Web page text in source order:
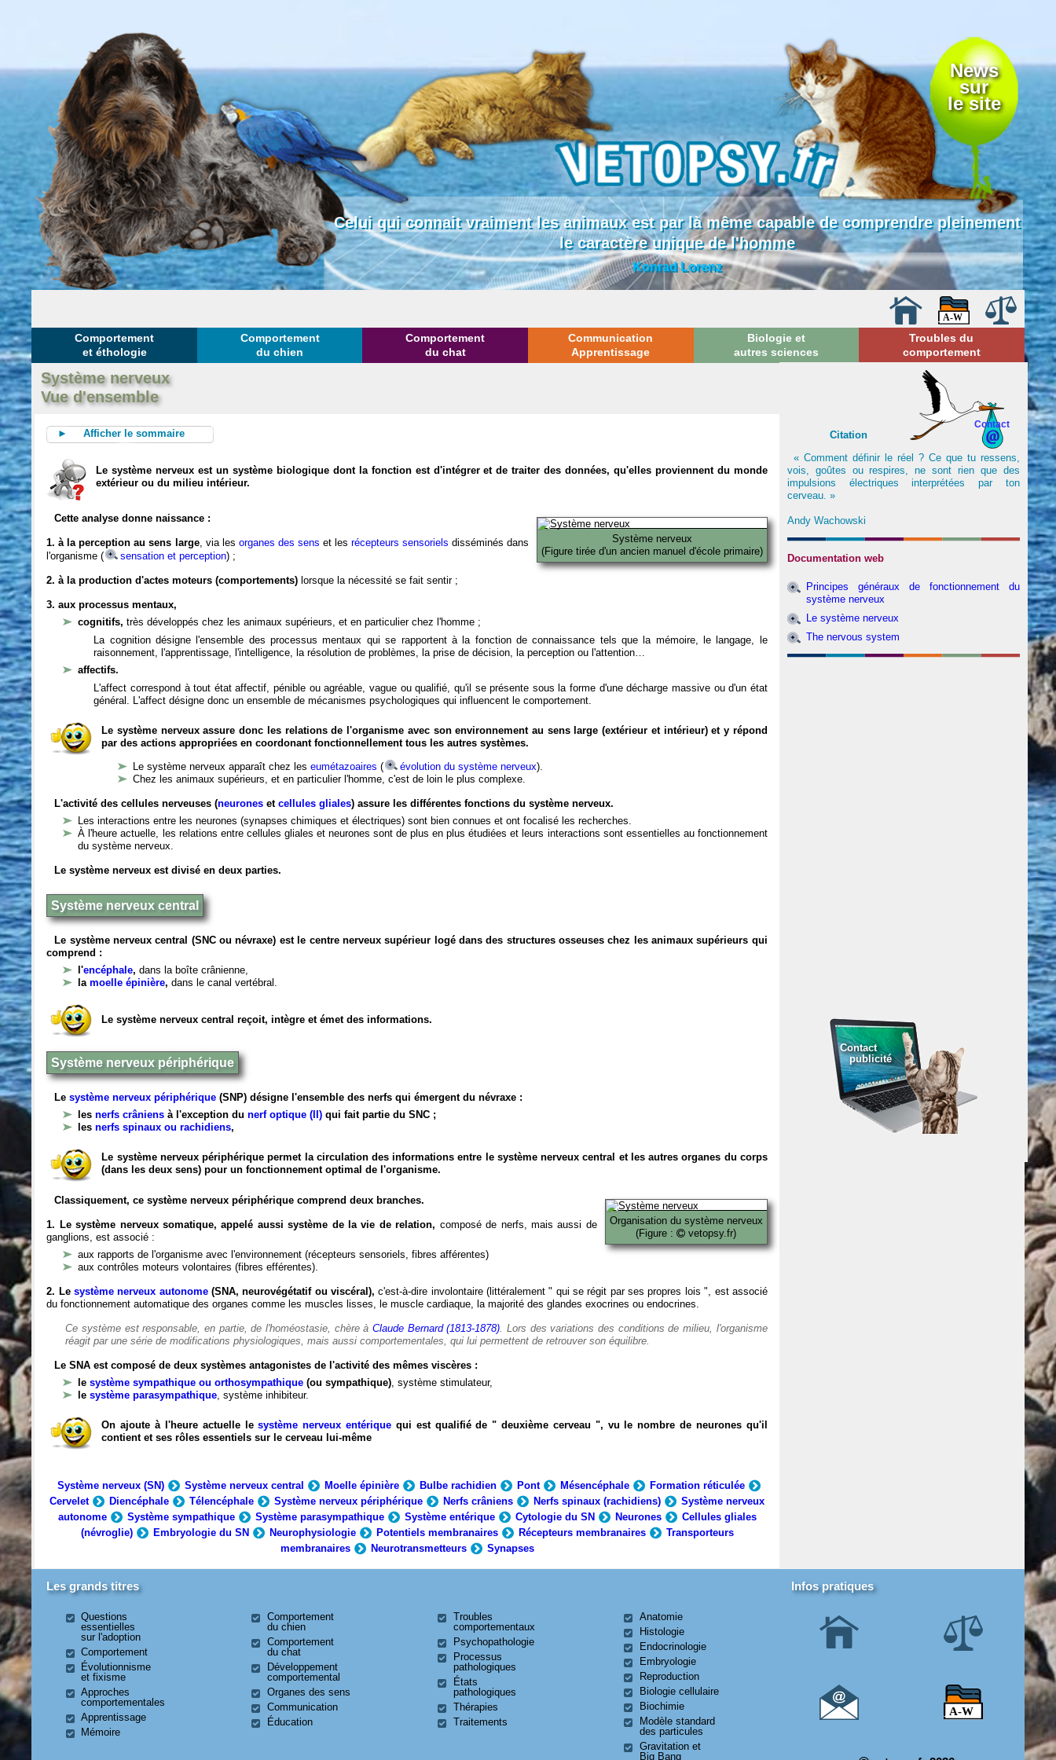
News
sur
le site
Celui qui connait vraiment les animaux est par là même capable de comprendre pleinement
le caractère unique de l'homme
Konrad Lorenz
Comportement
et éthologie
Comportement
du chien
Comportement
du chat
Communication
Apprentissage
Biologie et
autres sciences
Troubles du
comportement
Système nerveux
Vue d'ensemble
► Afficher le sommaire
Le système nerveux est un système biologique dont la fonction est d'intégrer et de traiter des données, qu'elles proviennent du monde
extérieur ou du milieu intérieur.
Système nerveux
(Figure tirée d'un ancien manuel d'école primaire)
Cette analyse donne naissance :
1. à la perception au sens large, via les organes des sens et les récepteurs sensoriels disséminés dans
l'organisme (
sensation et perception) ;
2. à la production d'actes moteurs (comportements) lorsque la nécessité se fait sentir ;
3. aux processus mentaux,
cognitifs,très développés chez les animaux supérieurs, et en particulier chez l'homme ;
La cognition désigne l'ensemble des processus mentaux qui se rapportent à la fonction de connaissance tels que la mémoire, le langage, le
raisonnement, l'apprentissage, l'intelligence, la résolution de problèmes, la prise de décision, la perception ou l'attention…
affectifs.
L'affect correspond à tout état affectif, pénible ou agréable, vague ou qualifié, qu'il se présente sous la forme d'une décharge massive ou d'un état
général. L'affect désigne donc un ensemble de mécanismes psychologiques qui influencent le comportement.
Le système nerveux assure donc les relations de l'organisme avec son environnement au sens large (extérieur et intérieur) et y répond
par des actions appropriées en coordonant fonctionnellement tous les autres systèmes.
Le système nerveux apparaît chez leseumétazoaires ( évolution du système nerveux).
Chez les animaux supérieurs, et en particulier l'homme, c'est de loin le plus complexe.
L'activité des cellules nerveuses (neurones etcellules gliales) assure les différentes fonctions du système nerveux.
Les interactions entre les neurones (synapses chimiques et électriques) sont bien connues et ont focalisé les recherches.
À l'heure actuelle, les relations entre cellules gliales et neurones sont de plus en plus étudiées et leurs interactions sont essentielles au fonctionnement
du système nerveux.
Le système nerveux est divisé en deux parties.
Système nerveux central
Le système nerveux central (SNC ou névraxe) est le centre nerveux supérieur logé dans des structures osseuses chez les animaux supérieurs qui
comprend :
l'encéphale,dans la boîte crânienne,
lamoelle épinière,dans le canal vertébral.
Le système nerveux central reçoit, intègre et émet des informations.
Système nerveux périphérique
Lesystème nerveux périphérique (SNP) désigne l'ensemble des nerfs qui émergent du névraxe :
lesnerfs crâniens à l'exception du nerf optique (II) qui fait partie du SNC ;
lesnerfs spinaux ou rachidiens,
Le système nerveux périphérique permet la circulation des informations entre le système nerveux central et les autres organes du corps
(dans les deux sens) pour un fonctionnement optimal de l'organisme.
Organisation du système nerveux
(Figure :
vetopsy.fr)
Classiquement, ce système nerveux périphérique comprend deux branches.
1. Le système nerveux somatique, appelé aussi système de la vie de relation, composé de nerfs, mais aussi de
ganglions, est associé :
aux rapports de l'organisme avec l'environnement (récepteurs sensoriels, fibres afférentes)
aux contrôles moteurs volontaires (fibres efférentes).
2. Le système nerveux autonome(SNA, neurovégétatif ou viscéral), c'est-à-dire involontaire (littéralement " qui se régit par ses propres lois ", est associé
du fonctionnement automatique des organes comme les muscles lisses, le muscle cardiaque, la majorité des glandes exocrines ou endocrines.
Ce système est responsable, en partie, de l'homéostasie, chère àClaude Bernard (1813-1878). Lors des variations des conditions de milieu, l'organisme
réagit par une série de modifications physiologiques, mais aussi comportementales, qui lui permettent de retrouver son équilibre.
Le SNA est composé de deux systèmes antagonistes de l'activité des mêmes viscères :
lesystème sympathique ou orthosympathique (ou sympathique), système stimulateur,
lesystème parasympathique, système inhibiteur.
On ajoute à l'heure actuelle lesystème nerveux entérique qui est qualifié de " deuxième cerveau ", vu le nombre de neurones qu'il
contient et ses rôles essentiels sur le cerveau lui-même
Système nerveux (SN) Système nerveux central Moelle épinière Bulbe rachidien Pont Mésencéphale
Formation réticulée
Cervelet
Diencéphale Télencéphale Système nerveux périphérique Nerfs crâniens Nerfs spinaux (rachidiens)
Système nerveux
autonome
Système sympathique Système parasympathique Système entérique Cytologie du SN Neurones
Cellules gliales
(névroglie)
Embryologie du SN Neurophysiologie Potentiels membranaires Récepteurs membranaires
Transporteurs
membranaires
Neurotransmetteurs Synapses
Contact
Citation
« Comment définir le réel ? Ce que tu ressens,
vois, goûtes ou respires, ne sont rien que des
impulsions électriques interprétées par ton
cerveau. »
Andy Wachowski
Documentation web
Principes généraux de fonctionnement du
système nerveux
Le système nerveux
The nervous system
Contact
publicité
Les grands titres
Questions
essentielles
sur l'adoption
Comportement
Évolutionnisme
et fixisme
Approches
comportementales
Apprentissage
Mémoire
Comportement
du chien
Comportement
du chat
Développement
comportemental
Organes des sens
Communication
Éducation
Troubles
comportementaux
Psychopathologie
Processus
pathologiques
États
pathologiques
Thérapies
Traitements
Anatomie
Histologie
Endocrinologie
Embryologie
Reproduction
Biologie cellulaire
Biochimie
Modèle standard
des particules
Gravitation et
Big Bang
Infos pratiques